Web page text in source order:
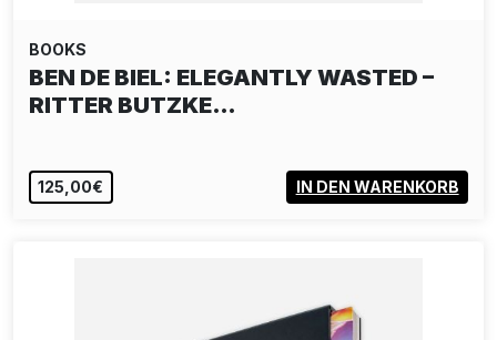
BOOKS
BEN DE BIEL: ELEGANTLY WASTED –
RITTER BUTZKE…
125,00€ IN DEN WARENKORB